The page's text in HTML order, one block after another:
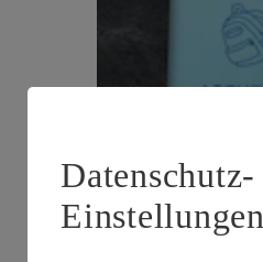
Datenschutz-
Einstellungen